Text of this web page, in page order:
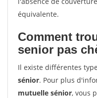
équivalente.
Comment
senior pas
Il existe différentes
sénior. Pour plus
mutuelle sénior, vous